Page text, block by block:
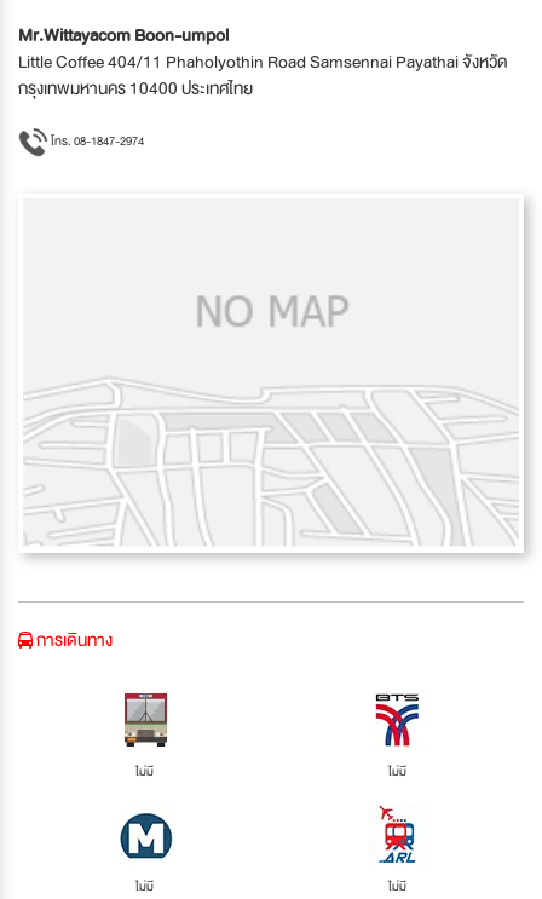
Mr.Wittayacom Boon-umpol
Little Coffee 404/11 Phaholyothin Road Samsennai Payathai จังหวัด
กรุงเทพมหานคร 10400 ประเทศไทย
โทร. 08-1847-2974
การเดินทาง
ไม่มี ไม่มี
ไม่มี ไม่มี